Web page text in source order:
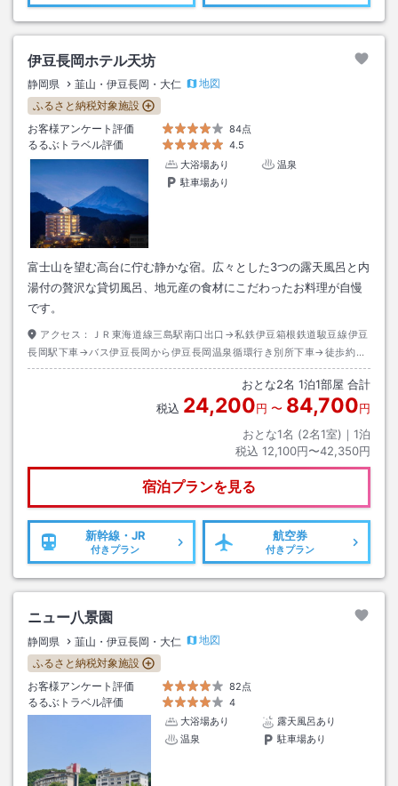
伊豆長岡ホテル天坊
静岡県 韮山・伊豆長岡・大仁
地図
ふるさと納税対象施設
お客様アンケート評価
84点
るるぶトラベル評価
4.5
大浴場あり
温泉
駐車場あり
富士山を望む高台に佇む静かな宿。広々とした3つの露天風呂と内
湯付の贅沢な貸切風呂、地元産の食材にこだわったお料理が自慢
です。
アクセス：
ＪＲ東海道線三島駅南口出口→私鉄伊豆箱根鉄道駿豆線伊豆
長岡駅下車→バス伊豆長岡から伊豆長岡温泉循環行き別所下車→徒歩約２
分
おとな2名 1泊1部屋 合計
税込 24,200円 〜 84,700円
おとな1名 (2名1室)｜ 1泊
税込 12,100円〜42,350円
宿泊プランを見る
新幹線・JR
付きプラン
航空券
付きプラン
ニュー八景園
静岡県 韮山・伊豆長岡・大仁
地図
ふるさと納税対象施設
お客様アンケート評価
82点
るるぶトラベル評価
4
大浴場あり
露天風呂あり
温泉
駐車場あり